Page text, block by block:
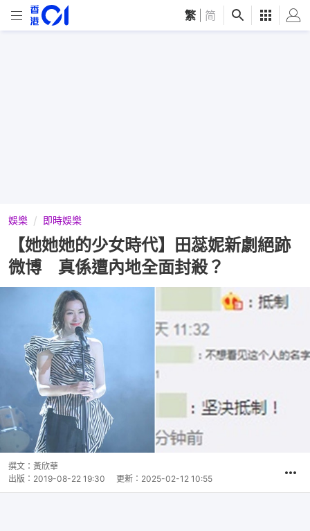
繁 简
娛樂 即時娛樂
【她她她的少女時代】田蕊妮新劇絕跡
微博 真係遭內地全面封殺？
撰文： 黃欣華
出版： 2019-08-22 19:30 更新： 2025-02-12 10:55